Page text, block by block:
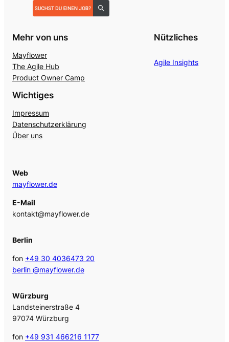
Mehr von uns
Mayflower
The Agile Hub
Product Owner Camp
Nützliches
Agile Insights
Wichtiges
Impressum
Datenschutzerklärung
Über uns
Web
mayflower.de
E-Mail
kontakt@mayflower.de
Berlin
fon +49 30 4036473 20
berlin @mayflower.de
Würzburg
Landsteinerstraße 4
97074 Würzburg
fon +49 931 466216 1177